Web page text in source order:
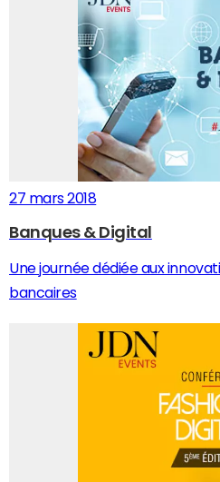
27 mars 2018
Banques & Digital
Une journée dédiée aux
bancaires